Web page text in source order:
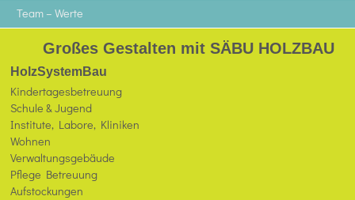
Team – Werte
Großes Gestalten mit SÄBU HOLZBAU
HolzSystemBau
Kindertagesbetreuung
Schule & Jugend
Institute, Labore, Kliniken
Wohnen
Verwaltungsgebäude
Pflege Betreuung
Aufstockungen